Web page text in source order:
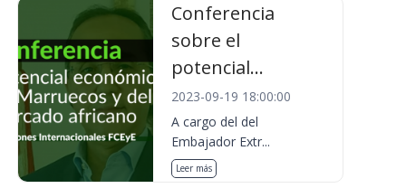
Conferencia
sobre el
potencial...
2023-09-19 18:00:00
A cargo del del
Embajador Extr...
Leer más